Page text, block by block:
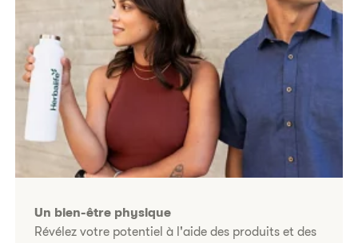
Un bien-être physique
Révélez votre potentiel à l'aide des produits et des